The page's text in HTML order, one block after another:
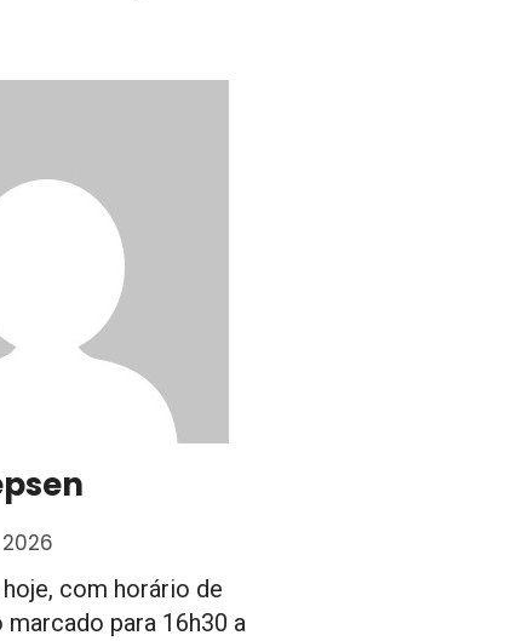
com horário de
para 16h30 a